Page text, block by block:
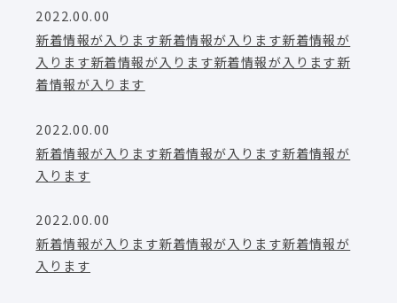
2022.00.00
新着情報が入ります新着情報が入ります新着情報が
入ります新着情報が入ります新着情報が入ります新
着情報が入ります
2022.00.00
新着情報が入ります新着情報が入ります新着情報が
入ります
2022.00.00
新着情報が入ります新着情報が入ります新着情報が
入ります